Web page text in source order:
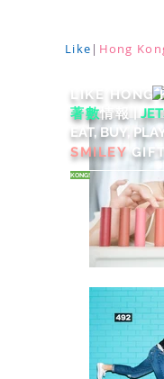
Like | Hong
LIKE HONG
著數情報 J
EAT, BUY,
SMILEY
KONG!